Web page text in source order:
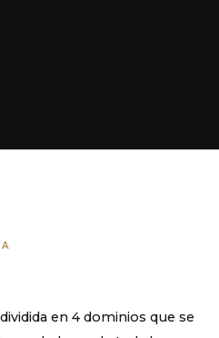
en 4 dominios que se